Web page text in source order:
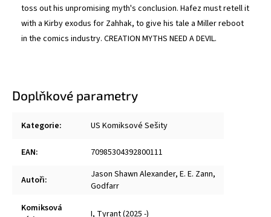
toss out his unpromising myth's conclusion. Hafez must retell it
with a Kirby exodus for Zahhak, to give his tale a Miller reboot
in the comics industry. CREATION MYTHS NEED A DEVIL.
Doplňkové parametry
Kategorie: US Komiksové Sešity
EAN: 70985304392800111
Autoři: Jason Shawn Alexander, E. E. Zann,
Godfarr
Komiksová
I, Tyrant (2025 -)